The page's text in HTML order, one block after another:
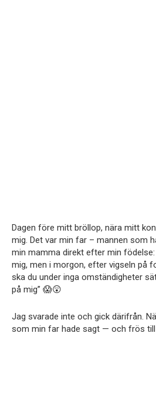
Dagen före mitt bröllop, nära mitt
mig. Det var min far – mannen som
min mamma direkt efter min
mig, men i morgon, efter vigseln på
ska du under inga omständigheter
på mig” 😱😲
Jag svarade inte och gick därifrån.
som min far hade sagt — och frös